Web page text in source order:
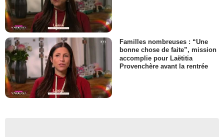
Familles nombreuses : “Une
bonne chose de faite”, mission
accomplie pour Laëtitia
Provenchère avant la rentrée